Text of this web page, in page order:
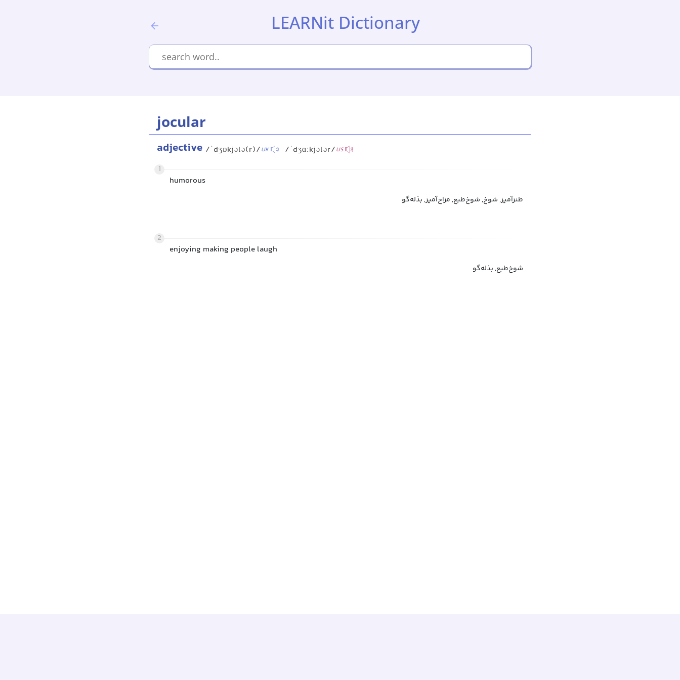
LEARNit Dictionary
jocular
adjective /ˈdʒɒkjələ(r)/UK /ˈdʒɑːkjələr/US
1
humorous
طنزآمیز, شوخ, شوخ‌طبع, مزاح‌آمیز, بذله‌گو
2
enjoying making people laugh
شوخ‌طبع, بذله‌گو